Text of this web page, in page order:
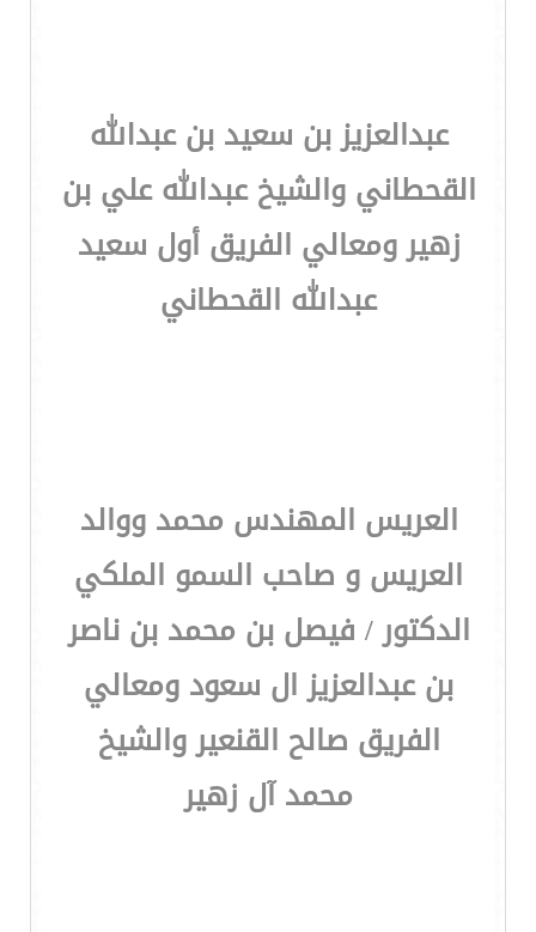
عبدالعزيز بن سعيد بن عبدالله
القحطاني والشيخ عبدالله علي بن
زهير ومعالي الفريق أول سعيد
عبدالله القحطاني
العريس المهندس محمد ووالد
العريس و صاحب السمو الملكي
الدكتور / فيصل بن محمد بن ناصر
بن عبدالعزيز ال سعود ومعالي
الفريق صالح القنعير والشيخ
محمد آل زهير